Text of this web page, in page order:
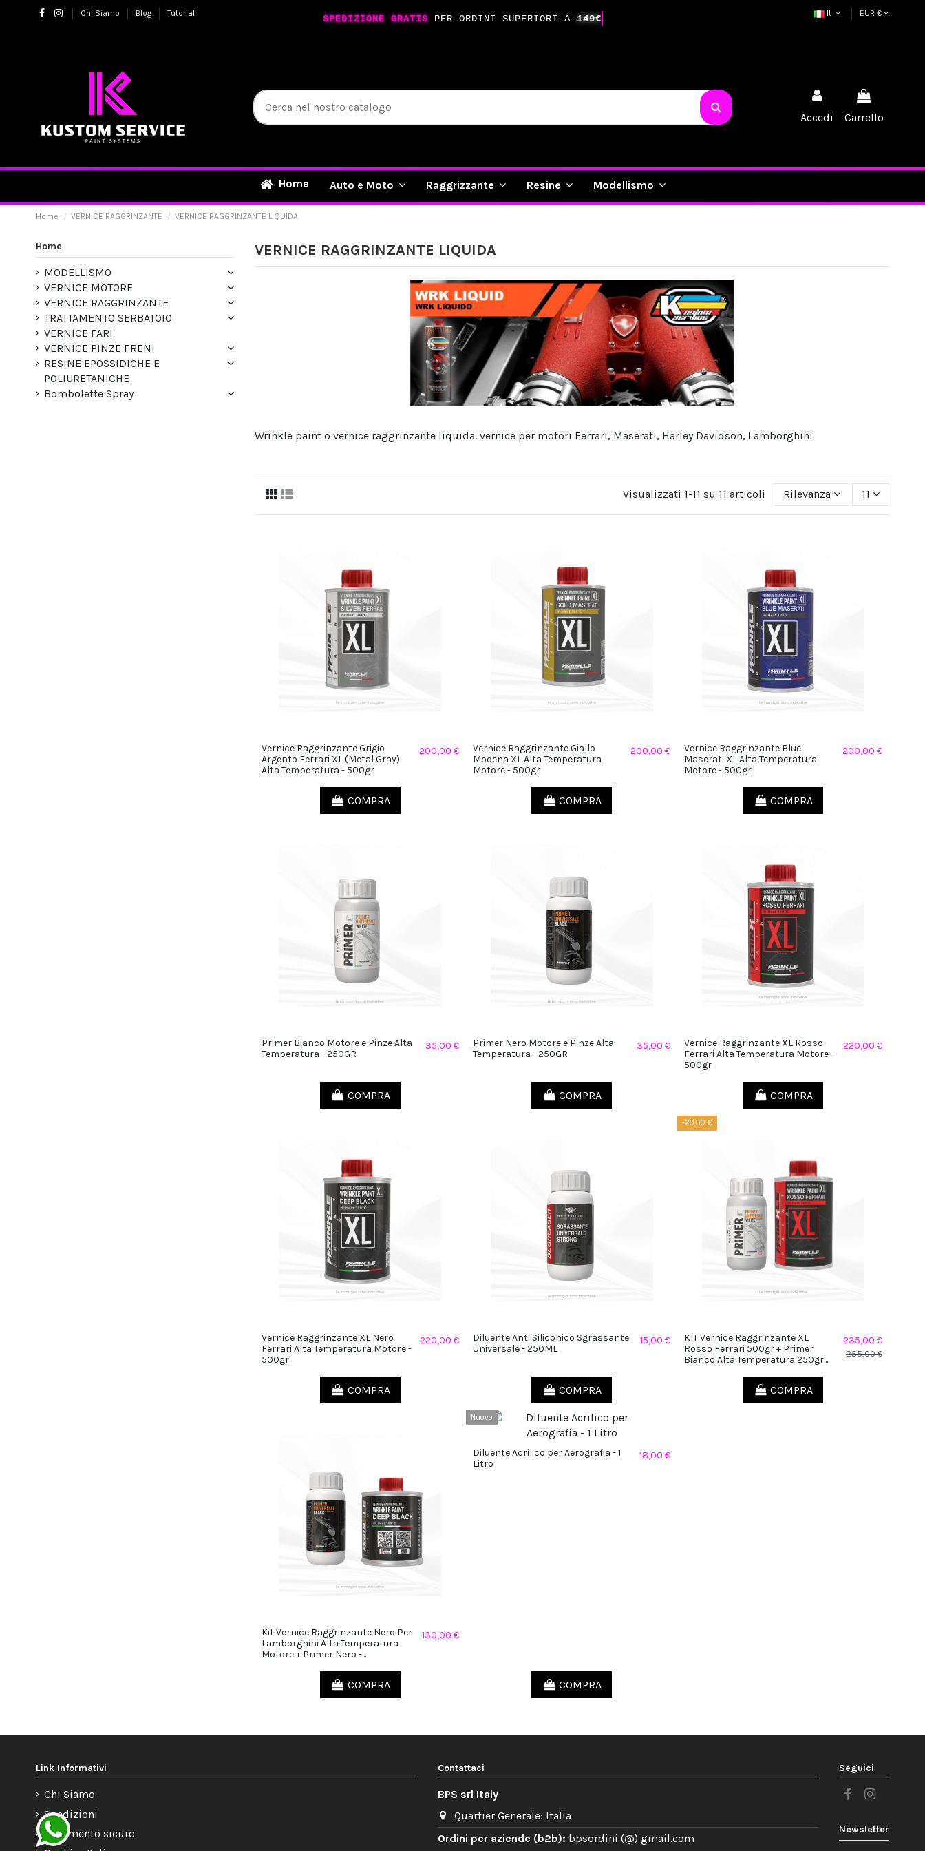
Chi Siamo Blog Tutorial SPEDIZIONE GRATIS PER ORDINI SUPERIORI A 149€ It EUR €
Accedi Carrello
Home Auto e Moto Raggrizzante Resine Modellismo
Home VERNICE RAGGRINZANTE VERNICE RAGGRINZANTE LIQUIDA
VERNICE RAGGRINZANTE LIQUIDA
Wrinkle paint o vernice raggrinzante liquida. vernice per motori Ferrari, Maserati, Harley Davidson, Lamborghini
Visualizzati 1-11 su 11 articoli Rilevanza 11
Vernice Raggrinzante Grigio
Argento Ferrari XL (Metal Gray)
Alta Temperatura - 500gr
200,00 €
COMPRA
Vernice Raggrinzante Giallo
Modena XL Alta Temperatura
Motore - 500gr
200,00 €
COMPRA
Vernice Raggrinzante Blue
Maserati XL Alta Temperatura
Motore - 500gr
200,00 €
COMPRA
Primer Bianco Motore e Pinze Alta
Temperatura - 250GR
35,00 €
COMPRA
Primer Nero Motore e Pinze Alta
Temperatura - 250GR
35,00 €
COMPRA
Vernice Raggrinzante XL Rosso
Ferrari Alta Temperatura Motore -
500gr
220,00 €
COMPRA
Vernice Raggrinzante XL Nero
Ferrari Alta Temperatura Motore -
500gr
220,00 €
COMPRA
Diluente Anti Siliconico Sgrassante
Universale - 250ML
15,00 €
COMPRA
-20,00 €
KIT Vernice Raggrinzante XL
Rosso Ferrari 500gr + Primer
Bianco Alta Temperatura 250gr...
235,00 €
255,00 €
COMPRA
Kit Vernice Raggrinzante Nero Per
Lamborghini Alta Temperatura
Motore + Primer Nero -...
130,00 €
COMPRA
Nuovo
Diluente Acrilico per Aerografia - 1
Litro
18,00 €
COMPRA
Home
MODELLISMO
VERNICE MOTORE
VERNICE RAGGRINZANTE
TRATTAMENTO SERBATOIO
VERNICE FARI
VERNICE PINZE FRENI
RESINE EPOSSIDICHE E
POLIURETANICHE
Bombolette Spray
Link Informativi
Chi Siamo
Spedizioni
Pagamento sicuro
Contattaci
BPS srl Italy
Quartier Generale: Italia
Ordini per aziende (b2b): bpsordini (@) gmail.com
Seguici
Newsletter